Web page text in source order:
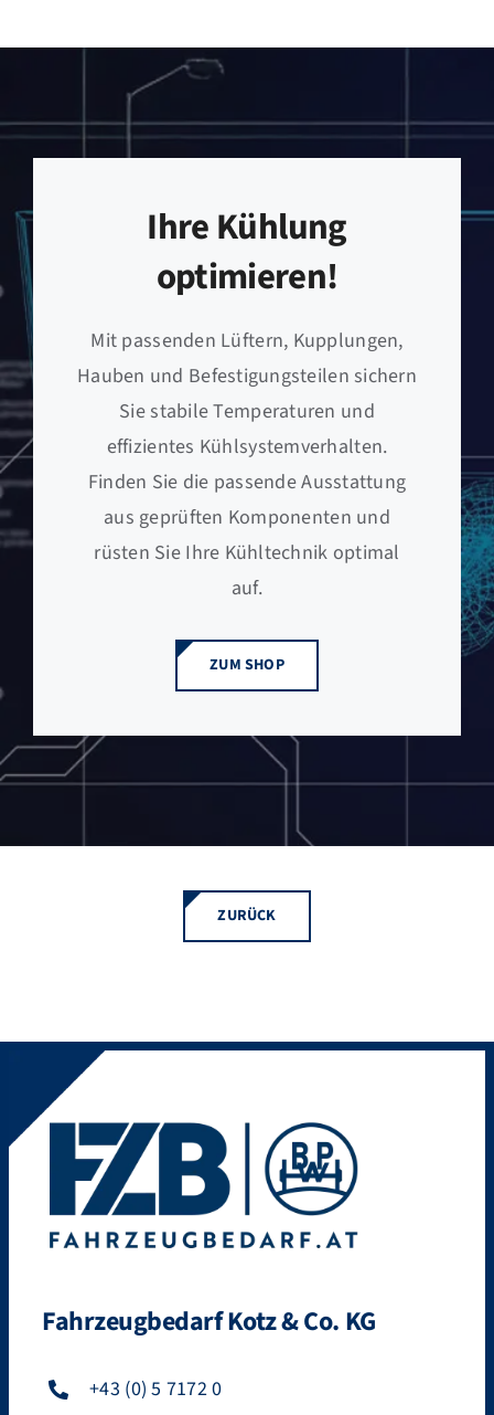
Ihre Kühlung
optimieren!
Mit passenden Lüftern, Kupplungen,
Hauben und Befestigungsteilen sichern
Sie stabile Temperaturen und
effizientes Kühlsystemverhalten.
Finden Sie die passende Ausstattung
aus geprüften Komponenten und
rüsten Sie Ihre Kühltechnik optimal
auf.
ZUM SHOP
ZURÜCK
Fahrzeugbedarf Kotz & Co. KG
+43 (0) 5 7172 0